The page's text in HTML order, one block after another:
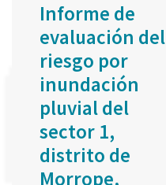
Informe de
evaluación del
riesgo por
inundación
pluvial del
sector 1,
distrito de
Morrope,